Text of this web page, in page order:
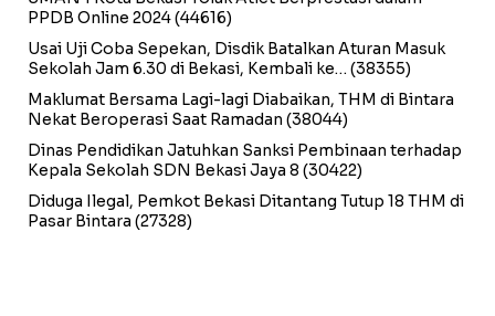
PPDB Online 2024(44616)
Usai Uji Coba Sepekan, Disdik Batalkan Aturan Masuk
Sekolah Jam 6.30 di Bekasi, Kembali ke… (38355)
Maklumat Bersama Lagi-lagi Diabaikan, THM di Bintara
Nekat Beroperasi Saat Ramadan (38044)
Dinas Pendidikan Jatuhkan Sanksi Pembinaan terhadap
Kepala Sekolah SDN Bekasi Jaya 8 (30422)
Diduga Ilegal, Pemkot Bekasi Ditantang Tutup 18 THM di
Pasar Bintara (27328)